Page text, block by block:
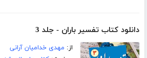
دانلود کتاب تفسیر باران - جلد 3
از: مهدی خدامیان آرانی